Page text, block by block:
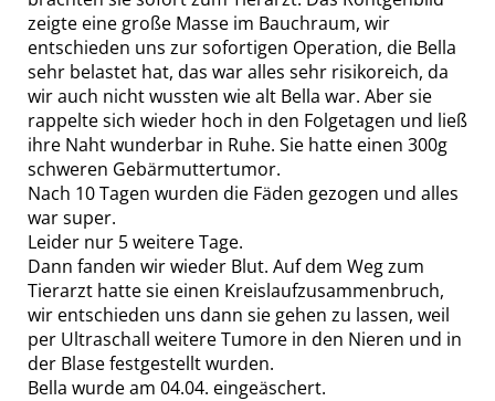
zeigte eine große Masse im Bauchraum, wir
entschieden uns zur sofortigen Operation, die Bella
sehr belastet hat, das war alles sehr risikoreich, da
wir auch nicht wussten wie alt Bella war. Aber sie
rappelte sich wieder hoch in den Folgetagen und ließ
ihre Naht wunderbar in Ruhe. Sie hatte einen 300g
schweren Gebärmuttertumor.
Nach 10 Tagen wurden die Fäden gezogen und alles
war super.
Leider nur 5 weitere Tage.
Dann fanden wir wieder Blut. Auf dem Weg zum
Tierarzt hatte sie einen Kreislaufzusammenbruch,
wir entschieden uns dann sie gehen zu lassen, weil
per Ultraschall weitere Tumore in den Nieren und in
der Blase festgestellt wurden.
Bella wurde am 04.04. eingeäschert.